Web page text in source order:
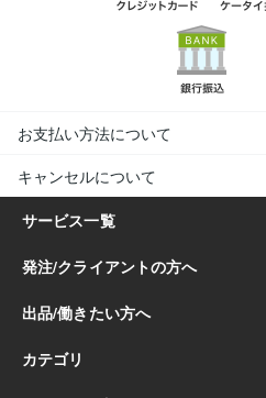
お支払い方法について
キャンセルについて